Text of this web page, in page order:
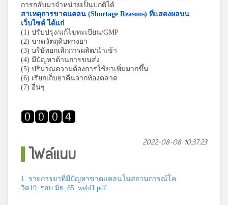
การกลับมาจำหน่ายเป็นปกติได้
สาเหตุการขาดแคลน (Shortage Reasons) ที่แสดงผลบน
เว็บไซต์ ได้แก่
(1) ปรับปรุง/แก้ไขทะเบียน/GMP
(2) ขาดวัตถุดิบทางยา
(3) บริษัทยกเลิกการผลิต/นำเข้า
(4) มีปัญหาด้านการขนส่ง
(5) ปริมาณความต้องการใช้ยาเพิ่มมากขึ้น
(6) เรียกเก็บยาคืนจากท้องตลาด
(7) อื่นๆ
2022-08-08 10:37:23
ไฟล์แนบ
1. รายการยาที่มีปัญหาขาดแคลนในสถานการณ์โค
วิด19_รอบ มิย_65_webII.pdf